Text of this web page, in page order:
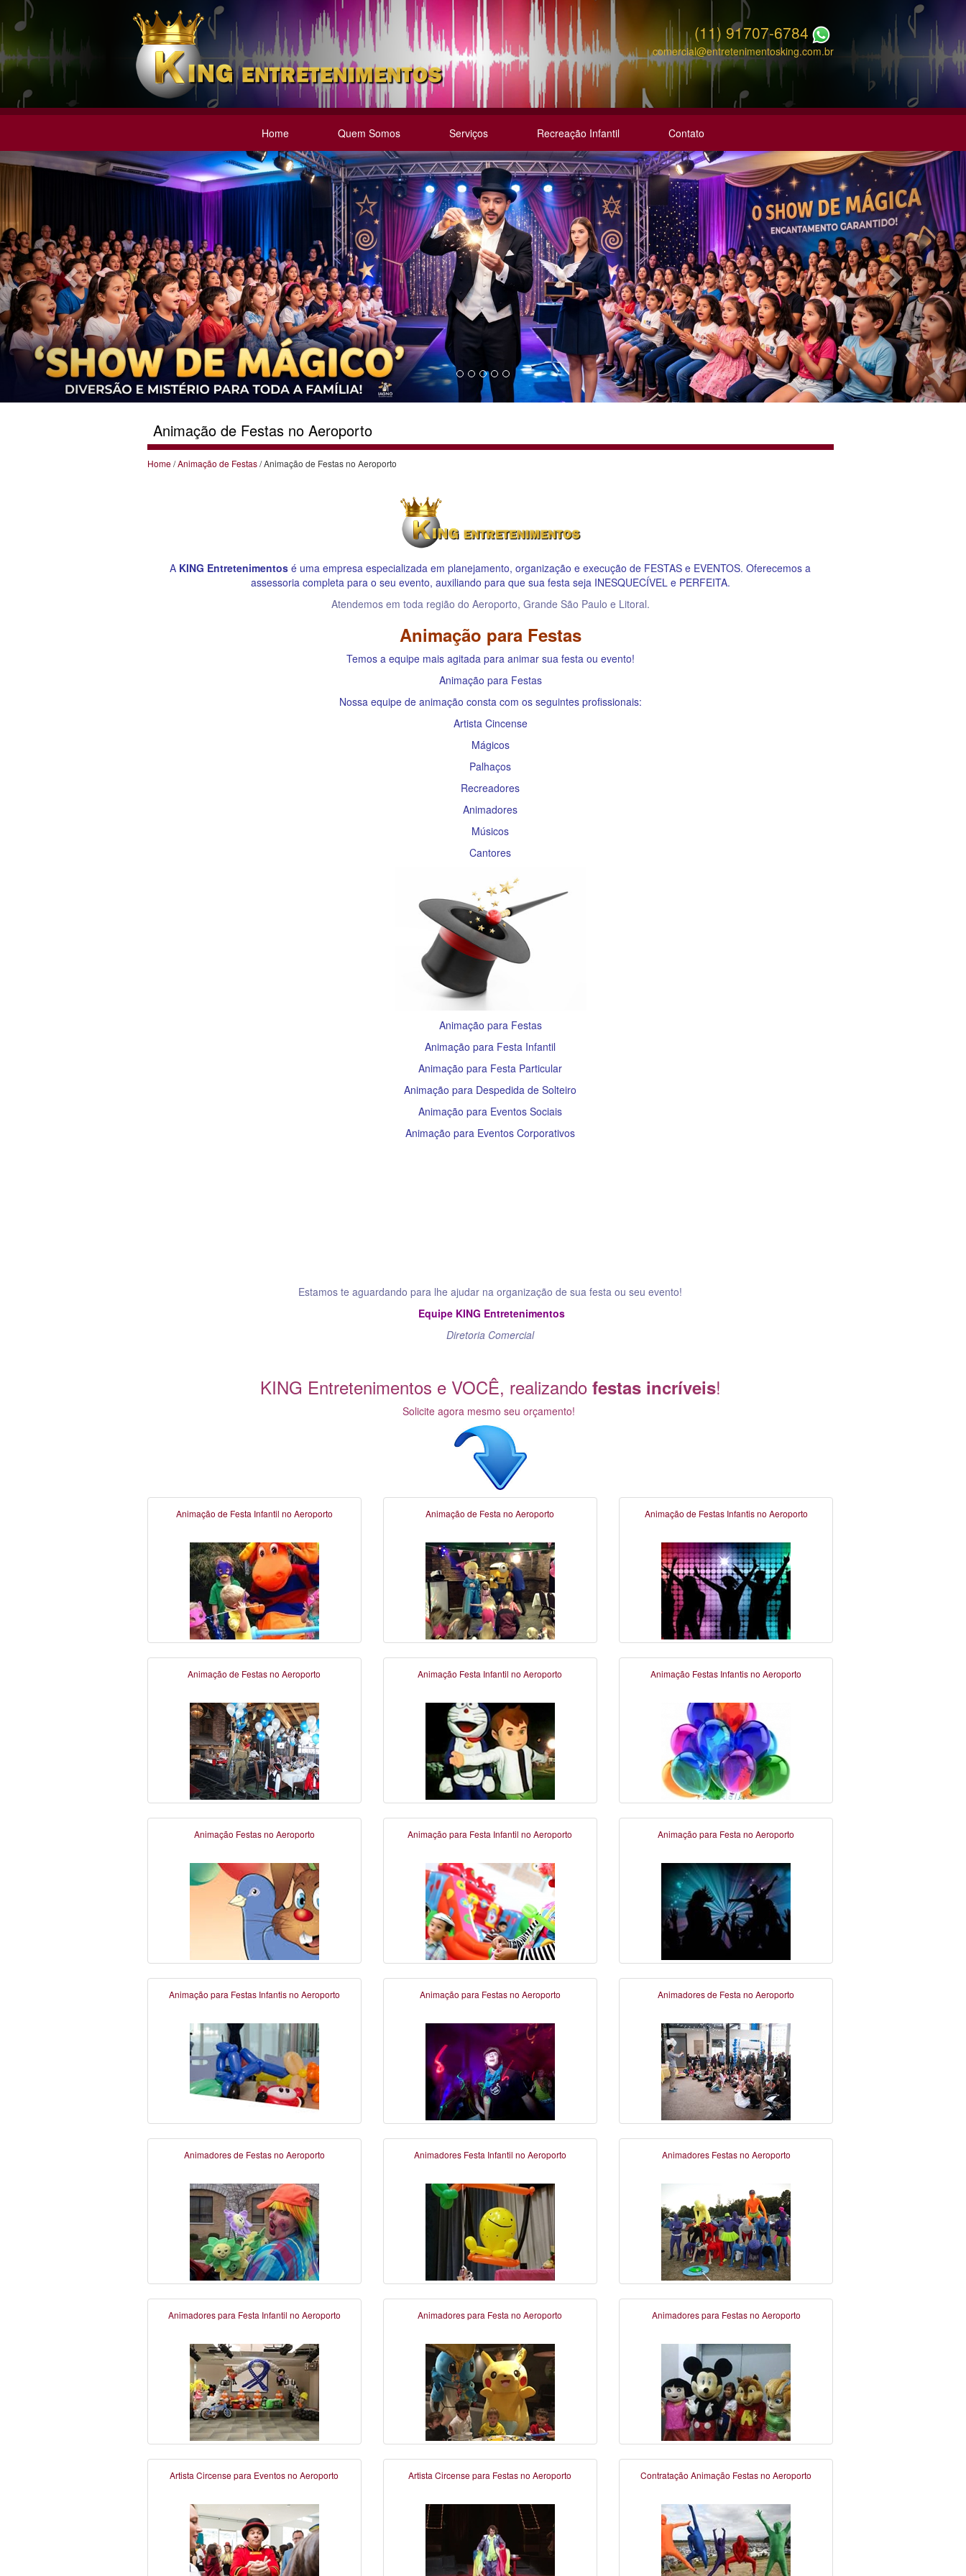
(11) 91707-6784
comercial@entretenimentosking.com.br
Home Quem Somos Serviços Recreação Infantil Contato
Previous Next
Animação de Festas no Aeroporto
Home/Animação de Festas/ Animação de Festas no Aeroporto
A KING Entretenimentos é uma empresa especializada em planejamento, organização e execução de FESTAS e EVENTOS. Oferecemos a
assessoria completa para o seu evento, auxiliando para que sua festa seja INESQUECÍVEL e PERFEITA.
Atendemos em toda região do Aeroporto, Grande São Paulo e Litoral.
Animação para Festas
Temos a equipe mais agitada para animar sua festa ou evento!
Animação para Festas
Nossa equipe de animação consta com os seguintes profissionais:
Artista Cincense
Mágicos
Palhaços
Recreadores
Animadores
Músicos
Cantores
Animação para Festas
Animação para Festa Infantil
Animação para Festa Particular
Animação para Despedida de Solteiro
Animação para Eventos Sociais
Animação para Eventos Corporativos
Estamos te aguardando para lhe ajudar na organização de sua festa ou seu evento!
Equipe KING Entretenimentos
Diretoria Comercial
KING Entretenimentos e VOCÊ, realizando festas incríveis!
Solicite agora mesmo seu orçamento!
Animação de Festa Infantil no Aeroporto Animação de Festa no Aeroporto Animação de Festas Infantis no Aeroporto
Animação de Festas no Aeroporto Animação Festa Infantil no Aeroporto Animação Festas Infantis no Aeroporto
Animação Festas no Aeroporto Animação para Festa Infantil no Aeroporto Animação para Festa no Aeroporto
Animação para Festas Infantis no Aeroporto Animação para Festas no Aeroporto Animadores de Festa no Aeroporto
Animadores de Festas no Aeroporto Animadores Festa Infantil no Aeroporto Animadores Festas no Aeroporto
Animadores para Festa Infantil no Aeroporto Animadores para Festa no Aeroporto Animadores para Festas no Aeroporto
Artista Circense para Eventos no Aeroporto Artista Circense para Festas no Aeroporto Contratação Animação Festas no Aeroporto